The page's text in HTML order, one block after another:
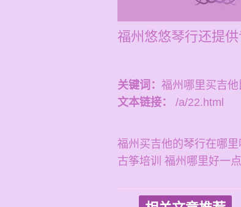
福州悠悠琴行还提
关键词： 福州哪里买吉
文本链接：
/a/22.html
福州买吉他的琴行在哪
古筝培训 福州哪里好一